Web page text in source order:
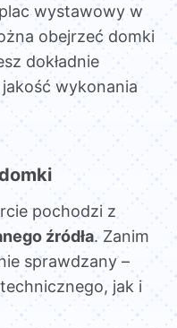
wystawowy w
obejrzeć domki
dokładnie
wykonania
pochodzi z
źródła. Zanim
sprawdzany –
jak i